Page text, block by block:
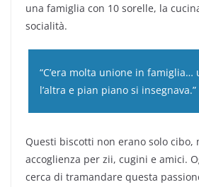
una famiglia con 10 sorelle, la
socialità.
“C’era molta unione in famiglia…
l’altra e pian piano si insegnava.”
Questi biscotti non erano solo cibo,
accoglienza per zii, cugini e amici.
cerca di tramandare questa